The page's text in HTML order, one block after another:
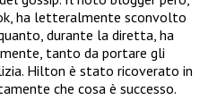
ha letteralmente sconvolto
durante la diretta, ha
tanto da portare gli
Hilton è stato ricoverato in
che cosa è successo.